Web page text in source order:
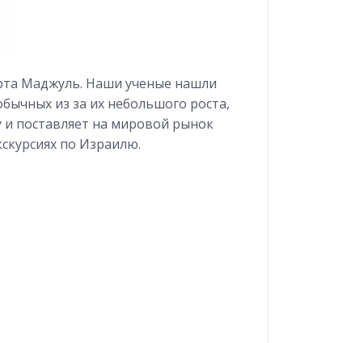
Маджуль. Наши ученые нашли
из за их небольшого роста,
поставляет на мировой рынок
по Израилю.